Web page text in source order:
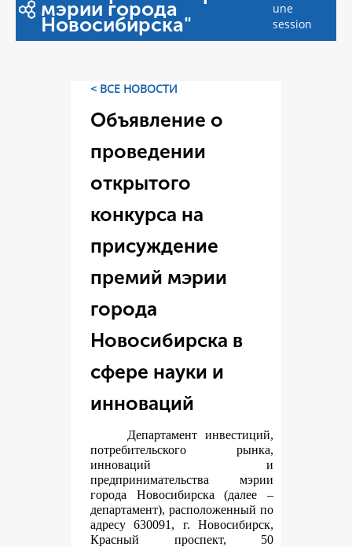
мэрии города
Новосибирска"
une
session
< ВСЕ НОВОСТИ
Объявление о
проведении
открытого
конкурса на
присуждение
премий мэрии
города
Новосибирска в
сфере науки и
инноваций
Департамент инвестиций,
потребительского рынка,
инноваций и
предпринимательства мэрии
города Новосибирска (далее –
департамент), расположенный по
адресу 630091, г. Новосибирск,
Красный проспект, 50